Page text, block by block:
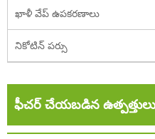
ఖాళీ వేప్ ఉపకరణాలు
నికోటిన్ పర్సు
ఫీచర్ చేయబడిన ఉత్పత్తులు